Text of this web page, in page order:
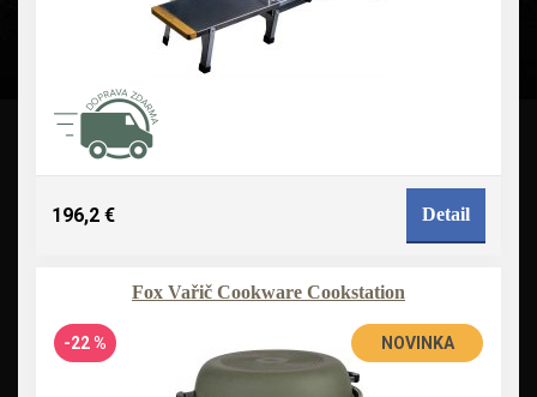
196,2 € Detail
Fox Vařič Cookware Cookstation
-22 % NOVINKA